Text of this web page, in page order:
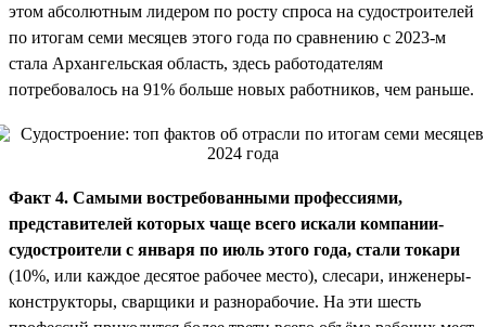
этом абсолютным лидером по росту спроса на судостроителей
по итогам семи месяцев этого года по сравнению с 2023-м
стала Архангельская область, здесь работодателям
потребовалось на 91% больше новых работников, чем раньше.
Факт 4. Самыми востребованными профессиями,
представителей которых чаще всего искали компании-
судостроители с января по июль этого года, стали токари
(10%, или каждое десятое рабочее место), слесари, инженеры-
конструкторы, сварщики и разнорабочие. На эти шесть